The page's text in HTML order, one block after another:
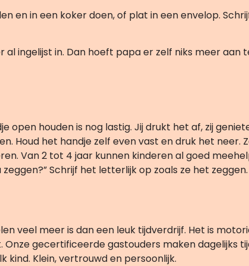
en in een koker doen, of plat in een envelop.
ingelijst in. Dan hoeft papa er zelf niks meer aan
houden is nog lastig. Jij drukt het af, zij
Houd het handje zelf even vast en druk het neer.
Van 2 tot 4 jaar kunnen kinderen al goed
Schrijf het letterlijk op zoals ze het
veel meer is dan een leuk tijdverdrijf. Het is
gecertificeerde gastouders maken dagelijks
Klein, vertrouwd en persoonlijk.